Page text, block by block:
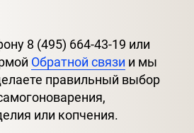
8 (495) 664-43-19 или
Обратной связи и мы
правильный выбор
или копчения.